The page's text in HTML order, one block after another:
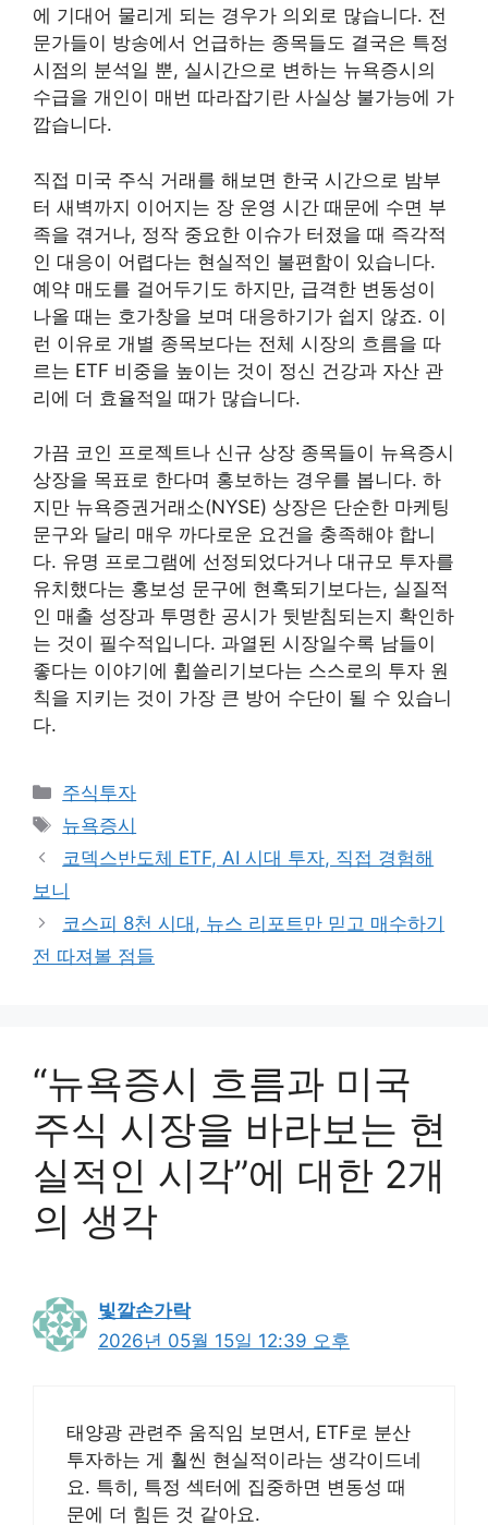
에 기대어 물리게 되는 경우가 의외로 많습니다. 전
문가들이 방송에서 언급하는 종목들도 결국은 특정
시점의 분석일 뿐, 실시간으로 변하는 뉴욕증시의
수급을 개인이 매번 따라잡기란 사실상 불가능에 가
깝습니다.
직접 미국 주식 거래를 해보면 한국 시간으로 밤부
터 새벽까지 이어지는 장 운영 시간 때문에 수면 부
족을 겪거나, 정작 중요한 이슈가 터졌을 때 즉각적
인 대응이 어렵다는 현실적인 불편함이 있습니다.
예약 매도를 걸어두기도 하지만, 급격한 변동성이
나올 때는 호가창을 보며 대응하기가 쉽지 않죠. 이
런 이유로 개별 종목보다는 전체 시장의 흐름을 따
르는 ETF 비중을 높이는 것이 정신 건강과 자산 관
리에 더 효율적일 때가 많습니다.
가끔 코인 프로젝트나 신규 상장 종목들이 뉴욕증시
상장을 목표로 한다며 홍보하는 경우를 봅니다. 하
지만 뉴욕증권거래소(NYSE) 상장은 단순한 마케팅
문구와 달리 매우 까다로운 요건을 충족해야 합니
다. 유명 프로그램에 선정되었다거나 대규모 투자를
유치했다는 홍보성 문구에 현혹되기보다는, 실질적
인 매출 성장과 투명한 공시가 뒷받침되는지 확인하
는 것이 필수적입니다. 과열된 시장일수록 남들이
좋다는 이야기에 휩쓸리기보다는 스스로의 투자 원
칙을 지키는 것이 가장 큰 방어 수단이 될 수 있습니
다.
카
테
리
주식투자
태
그
뉴욕증시
코덱스반도체 ETF, AI 시대 투자, 직접 경험해
보니
코스피 8천 시대, 뉴스 리포트만 믿고 매수하기
전 따져볼 점들
“뉴욕증시 흐름과 미국
주식 시장을 바라보는 현
실적인 시각”에 대한 2개
의 생각
빛깔손가락
2026년 05월 15일 12:39 오후
태양광 관련주 움직임 보면서, ETF로 분산
투자하는 게 훨씬 현실적이라는 생각이드네
요. 특히, 특정 섹터에 집중하면 변동성 때
문에 더 힘든 것 같아요.